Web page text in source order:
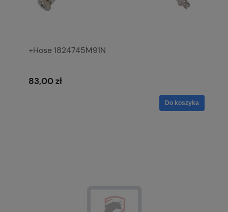
+Hose 1824745M91N
83,00 zł
Do koszyka